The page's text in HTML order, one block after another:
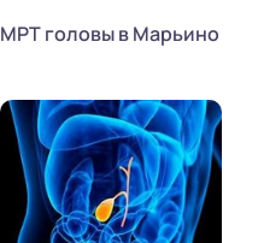
МРТ головы в Марьино